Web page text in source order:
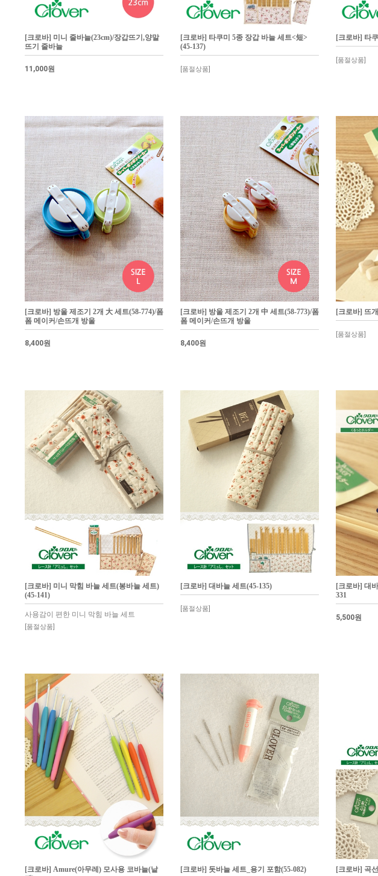
[크로바] 미니 줄바늘(23cm)/장갑뜨기,양말
뜨기 줄바늘
11,000원
[크로바] 타쿠미 5종 장갑 바늘 세트<短>
(45-137)
[품절상품]
[크로바] 타
[품절상품]
[크로바] 방울 제조기 2개 大 세트(58-774)/폼
폼 메이커/손뜨개 방울
8,400원
[크로바] 방울 제조기 2개 中 세트(58-773)/폼
폼 메이커/손뜨개 방울
8,400원
[크로바] 뜨
[품절상품]
[크로바] 미니 막힘 바늘 세트(봉바늘 세트)
(45-141)
사용감이 편한 미니 막힘 바늘 세트
[품절상품]
[크로바] 대바늘 세트(45-135)
[품절상품]
[크로바] 대
331
5,500원
[크로바] Amure(아무레) 모사용 코바늘(낱
[크로바] 돗바늘 세트_용기 포함(55-082) [크로바] 곡